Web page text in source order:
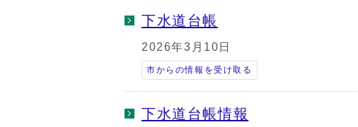
下水道台帳
2026年3月10日
市からの情報を受け取る
下水道台帳情報